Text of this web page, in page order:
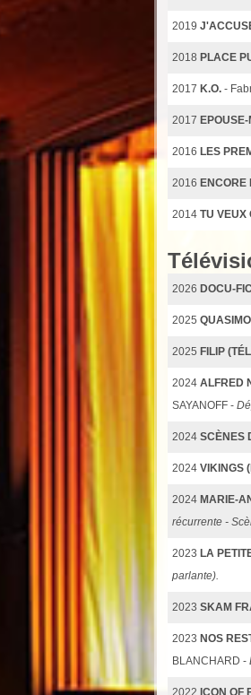
2019
2018 PLACE
2017 K.O. -
2017 EPOUSE-
2016 LES
2016 ENCORE
2014 TU VEUX
2026 DOCU-
2025
2025 FILIP
2024 ALFRED
SAYANOFF -
2024 SCÈNES
2024 VIKINGS
2024 MARIE-
récurrente -
2023 LA
parlante).
2023 SKAM
2023 NOS
BLANCHARD -
2022 ICON OF